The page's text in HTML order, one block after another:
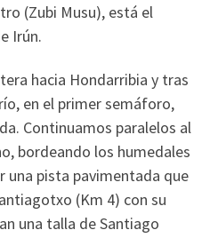
(Zubi Musu), está el
Irún.
hacia Hondarribia y tras
en el primer semáforo,
Continuamos paralelos al
bordeando los humedales
una pista pavimentada que
(Km 4) con su
una talla de Santiago